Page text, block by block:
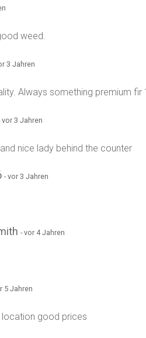
weed.
3 Jahren
Always something premium fir
vor 3 Jahren
nice lady behind the counter
- vor 3 Jahren
- vor 4 Jahren
5 Jahren
good prices